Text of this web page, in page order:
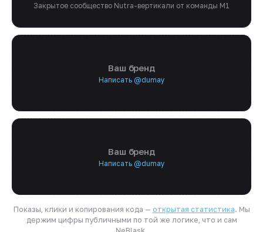
Закрытое сообщество Nutra-вертикали от команды M1
Ваш бренд
Написать @dumay
Ваш бренд
Написать @dumay
Показы, клики и копирования кода — открытая статистика. Мы
держим цифры публичными по той же логике, что и сам